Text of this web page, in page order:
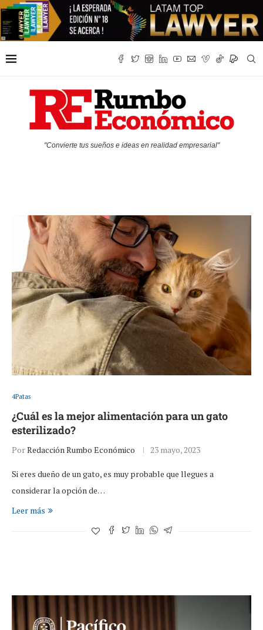
"Convierte tus sueños e ideas en realidad empresarial"
4Patas
¿Cuál es la mejor alimentación para un gato
esterilizado?
PorRedacción Rumbo Económico 23 mayo, 2023
Si eres dueño de un gato, es muy probable que llegues a
considerar la opción de…
Leer más